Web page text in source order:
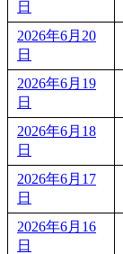
日
2026年6月20
日
2026年6月19
日
2026年6月18
日
2026年6月17
日
2026年6月16
日